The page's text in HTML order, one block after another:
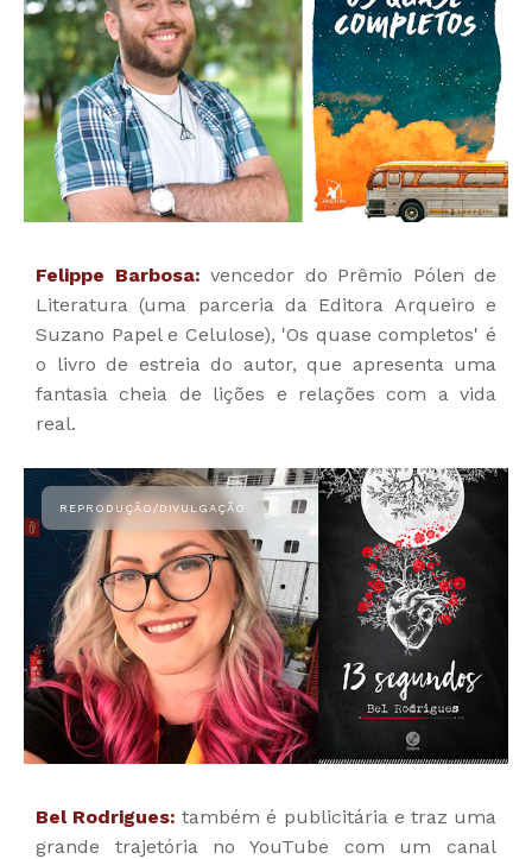
Felippe Barbosa: vencedor do Prêmio Pólen de
Literatura (uma parceria da Editora Arqueiro e
Suzano Papel e Celulose), 'Os quase completos' é
o livro de estreia do autor, que apresenta uma
fantasia cheia de lições e relações com a vida
real.
Bel Rodrigues: também é publicitária e traz uma
grande trajetória no YouTube com um canal